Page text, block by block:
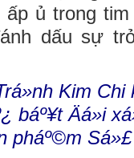
ấp ủ trong
dấu sự